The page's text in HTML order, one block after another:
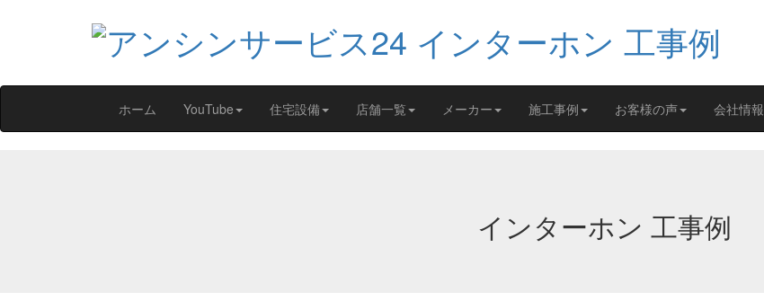
ホーム YouTube 住宅設備 店舗一覧 メーカー 施工事例 お客様の声 会社情報
インターホン 工事例